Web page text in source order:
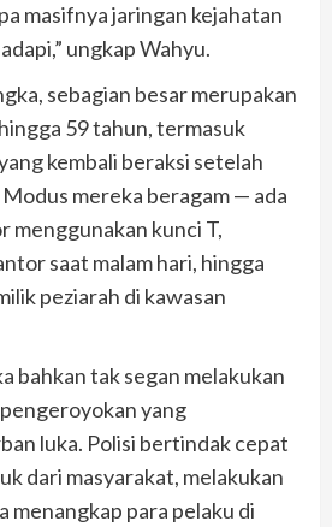
masifnya jaringan kejahatan
ungkap Wahyu.
sebagian besar merupakan
59 tahun, termasuk
kembali beraksi setelah
mereka beragam — ada
menggunakan kunci T,
saat malam hari, hingga
peziarah di kawasan
bahkan tak segan melakukan
yang
luka. Polisi bertindak cepat
dari masyarakat, melakukan
menangkap para pelaku di